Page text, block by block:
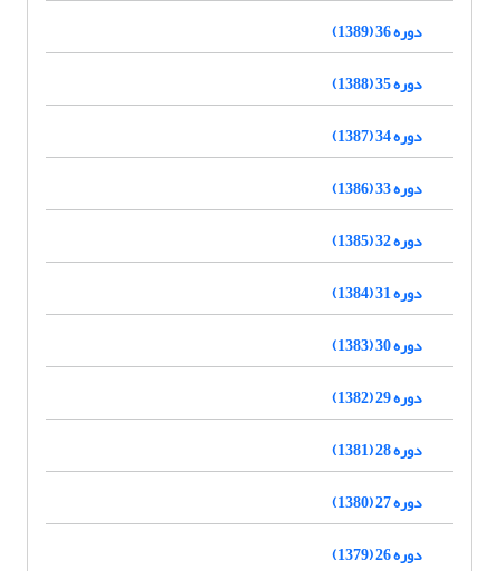
دوره 36 (1389)
دوره 35 (1388)
دوره 34 (1387)
دوره 33 (1386)
دوره 32 (1385)
دوره 31 (1384)
دوره 30 (1383)
دوره 29 (1382)
دوره 28 (1381)
دوره 27 (1380)
دوره 26 (1379)